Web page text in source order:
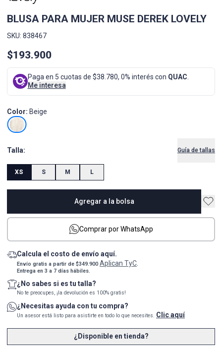
BLUSA PARA MUJER MUSE DEREK LOVELY
SKU: 838467
$193.900
Paga en 5 cuotas de $38.780, 0% interés con QUAC
Me interesa
Color: Beige
Talla: Guía de tallas
XS S M L
Agregar a la bolsa
Comprar por WhatsApp
Calcula el costo de envío aquí.
Envío gratis a partir de $349.900Aplican TyC.
Entrega en 3 a 7 días hábiles.
¿No sabes si es tu talla?
No te preocupes, ¡la devolución es 100% gratis!
¿Necesitas ayuda con tu compra?
Un asesor está listo para asistirte en todo lo que necesites. Clic aquí
¿Disponible en tienda?